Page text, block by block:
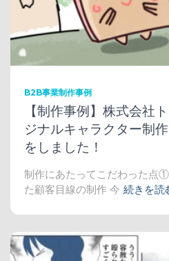
B2B事業制作事例
【制作事例】株式会社
ジナルキャラクター制
をしました！
制作にあたってこだわった点
た顧客目線の制作 今 続きを読